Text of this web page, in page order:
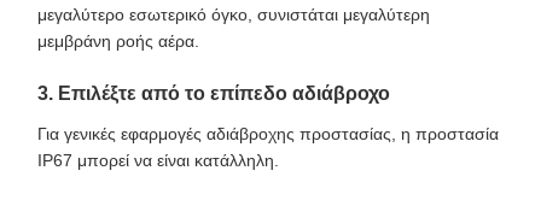
μεγαλύτερο εσωτερικό όγκο, συνιστάται μεγαλύτερη
μεμβράνη ροής αέρα.
3. Επιλέξτε από το επίπεδο αδιάβροχο
Για γενικές εφαρμογές αδιάβροχης προστασίας, η προστασία
IP67 μπορεί να είναι κατάλληλη.